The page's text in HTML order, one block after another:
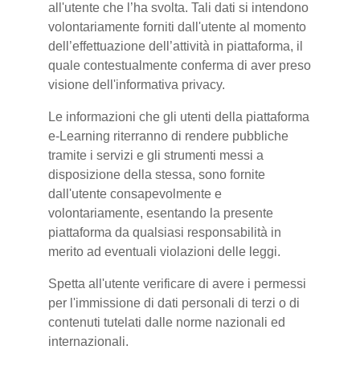
all'utente che l’ha svolta. Tali dati si intendono
volontariamente forniti dall'utente al momento
dell’effettuazione dell’attività in piattaforma, il
quale contestualmente conferma di aver preso
visione dell'informativa privacy.
Le informazioni che gli utenti della piattaforma
e-Learning riterranno di rendere pubbliche
tramite i servizi e gli strumenti messi a
disposizione della stessa, sono fornite
dall'utente consapevolmente e
volontariamente, esentando la presente
piattaforma da qualsiasi responsabilità in
merito ad eventuali violazioni delle leggi.
Spetta all'utente verificare di avere i permessi
per l'immissione di dati personali di terzi o di
contenuti tutelati dalle norme nazionali ed
internazionali.